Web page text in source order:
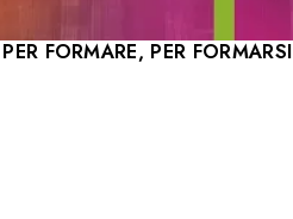
FORMARE, PER FORMARSI